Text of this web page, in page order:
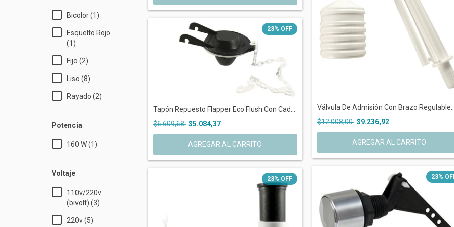
Bicolor (1)
Esquelto Rojo
(1)
Fijo (2)
Liso (8)
Rayado (2)
Potencia
160 W (1)
Voltaje
110v/220v
(bivolt) (3)
220v (5)
23% OFF
Tapón Repuesto Flapper Eco Flush Con Cad...
$6.609,68 $5.084,37
Válvula De Admisión Con Brazo
$12.008,00 $9.236,92
23% OFF 23%